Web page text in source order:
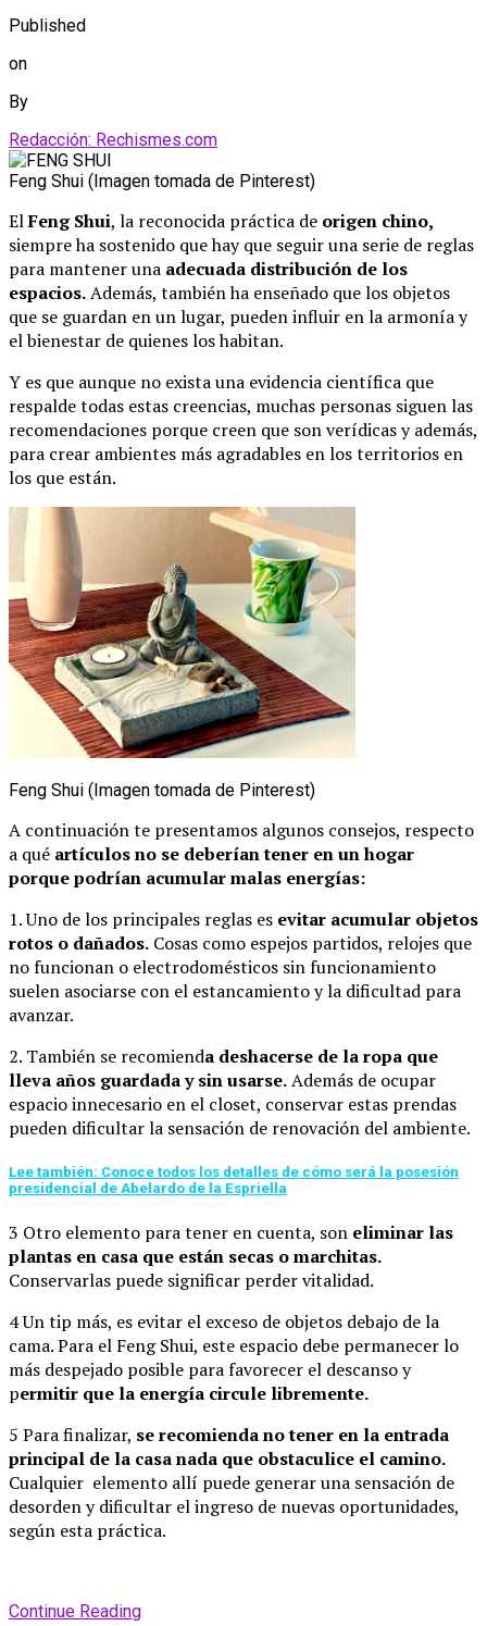
Published
on
By
Redacción: Rechismes.com
Feng Shui (Imagen tomada de Pinterest)
ElFeng Shui, la reconocida práctica de origen chino,
siempre ha sostenido que hay que seguir una serie de reglas
para mantener una adecuada distribución de los
espacios.Además, también ha enseñado que los objetos
que se guardan en un lugar, pueden influir en la armonía y
el bienestar de quienes los habitan.
Y es que aunque no exista una evidencia científica que
respalde todas estas creencias, muchas personas siguen las
recomendaciones porque creen que son verídicas y además,
para crear ambientes más agradables en los territorios en
los que están.
Feng Shui (Imagen tomada de Pinterest)
A continuación te presentamos algunos consejos, respecto
a qué artículos no se deberían tener en un hogar
porque podrían acumular malas energías:
1. Uno de los principales reglas es evitar acumular objetos
rotos o dañados. Cosas como espejos partidos, relojes que
no funcionan o electrodomésticos sin funcionamiento
suelen asociarse con el estancamiento y la dificultad para
avanzar.
2. También se recomienda deshacerse de la ropa que
lleva años guardada y sin usarse.Además de ocupar
espacio innecesario en el closet, conservar estas prendas
pueden dificultar la sensación de renovación del ambiente.
Lee también: Conoce todos los detalles de cómo será la posesión
presidencial de Abelardo de la Espriella
3 Otro elemento para tener en cuenta, son eliminar las
plantas en casa que están secas o marchitas.
Conservarlas puede significar perder vitalidad.
4 Un tip más, es evitar el exceso de objetos debajo de la
cama. Para el Feng Shui, este espacio debe permanecer lo
más despejado posible para favorecer el descanso y
permitir que la energía circule libremente.
5 Para finalizar, se recomienda no tener en la entrada
principal de la casa nada que obstaculice el camino.
Cualquier elemento allí puede generar una sensación de
desorden y dificultar el ingreso de nuevas oportunidades,
según esta práctica.
Continue Reading